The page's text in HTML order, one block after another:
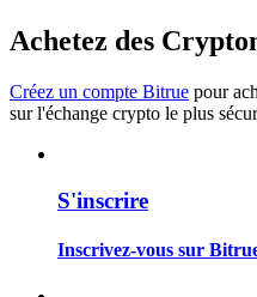
Analyse de
commerciales, etc.
Achetez des
Créez un compte Bitrue pour
sur l'échange crypto le plus
S'inscrire
Inscrivez-vous sur